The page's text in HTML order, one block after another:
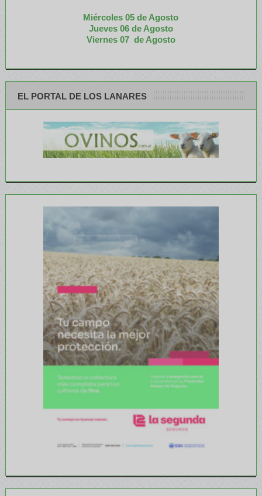
Miércoles 05 de Agosto
Jueves 06 de Agosto
Viernes 07 de Agosto
EL PORTAL DE LOS LANARES